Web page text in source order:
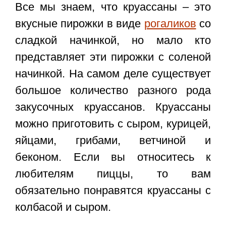
Все мы знаем, что круассаны – это
вкусные пирожки в виде рогаликов со
сладкой начинкой, но мало кто
представляет эти пирожки с соленой
начинкой. На самом деле существует
большое количество разного рода
закусочных круассанов. Круассаны
можно приготовить с сыром, курицей,
яйцами, грибами, ветчиной и
беконом. Если вы относитесь к
любителям пиццы, то вам
обязательно понравятся круассаны с
колбасой и сыром.